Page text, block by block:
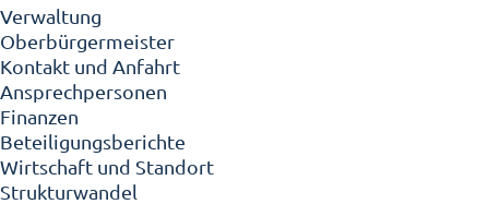
Verwaltung
Oberbürgermeister
Kontakt und Anfahrt
Ansprechpersonen
Finanzen
Beteiligungsberichte
Wirtschaft und Standort
Strukturwandel